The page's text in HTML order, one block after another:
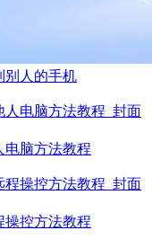
别人的手机
电脑方法教程
操控方法教程